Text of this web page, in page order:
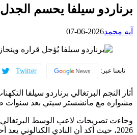
برناردو سيلفا يحسم
آيه محمد2026-06-07
تابعنا عبر: Twitter
أثار النجم البرتغالي برناردو سيلفا
مشواره مع مانشستر سيتي بعد سنوات
2026، حيث أكد أن النادي الكتالوني يعد أحد الخيارات المطروحة أمامه، لكنه لم يحسم وجهته المقبلة حتى الآن.